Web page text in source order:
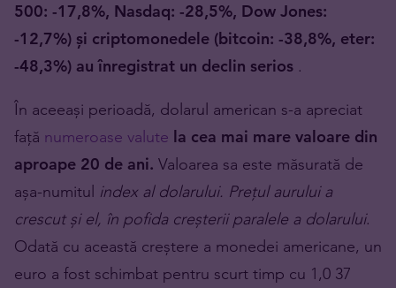
500: -17,8%, Nasdaq: -28,5%, Dow Jones:
-12,7%) și criptomonedele (bitcoin: -38,8%, eter:
-48,3%) au înregistrat un declin serios .
În aceeași perioadă, dolarul american s-a apreciat
față numeroase valute la cea mai mare valoare din
aproape 20 de ani. Valoarea sa este măsurată de
așa-numitul index al dolarului. Prețul aurului a
crescut și el, în pofida creșterii paralele a dolarului.
Odată cu această creștere a monedei americane, un
euro a fost schimbat pentru scurt timp cu 1,0 37